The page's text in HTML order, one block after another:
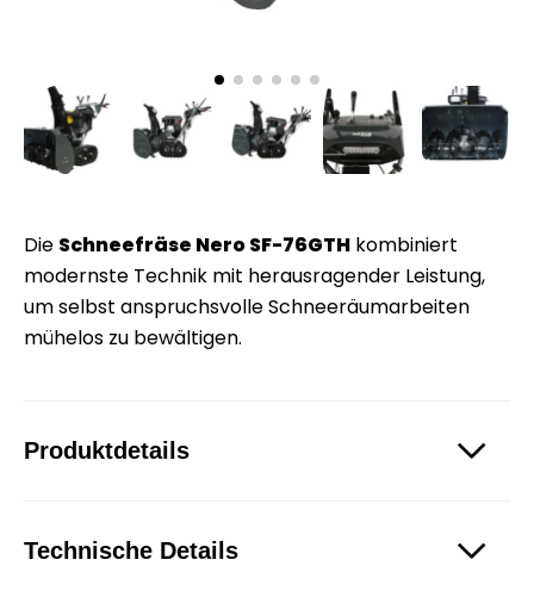
Die Schneefräse Nero SF-76GTH kombiniert
modernste Technik mit herausragender Leistung,
um selbst anspruchsvolle Schneeräumarbeiten
mühelos zu bewältigen.
Produktdetails
Technische Details